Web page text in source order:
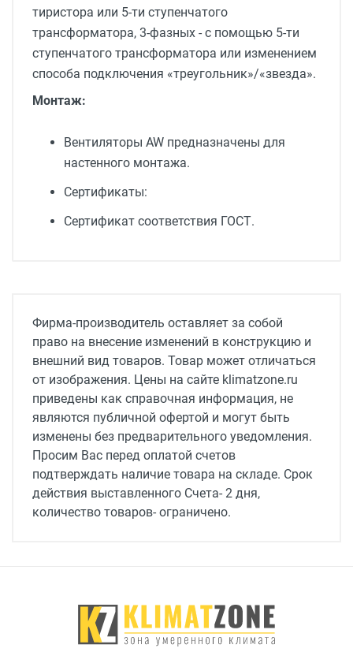
тиристора или 5-ти ступенчатого
трансформатора, 3-фазных - с помощью 5-ти
ступенчатого трансформатора или изменением
способа подключения «треугольник»/«звезда».
Монтаж:
Вентиляторы AW предназначены для
настенного монтажа.
Сертификаты:
Сертификат соответствия ГОСТ.
AW
Уровень шума, дБ(А)
67
Поток воздуха, м3/ч
7301/7300
Ток потребления, A
2.9
Фирма-производитель оставляет за собой
право на внесение изменений в конструкцию и
внешний вид товаров. Товар может отличаться
от изображения. Цены на сайте klimatzone.ru
приведены как справочная информация, не
являются публичной офертой и могут быть
изменены без предварительного уведомления.
Просим Вас перед оплатой счетов
подтверждать наличие товара на складе. Срок
действия выставленного Счета- 2 дня,
количество товаров- ограничено.